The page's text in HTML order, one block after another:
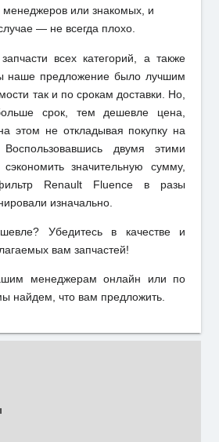
менеджеров или знакомых, и
— не всегда плохо.
всех категорий, а также
наше предложение было лучшим
так и по срокам доставки. Но,
срок, тем дешевле цена,
этом не откладывая покупку на
двумя этими
значительную сумму,
Renault Fluence в разы
изначально.
Убедитесь в качестве и
вам запчастей!
менеджерам онлайн или по
найдем, что вам предложить.